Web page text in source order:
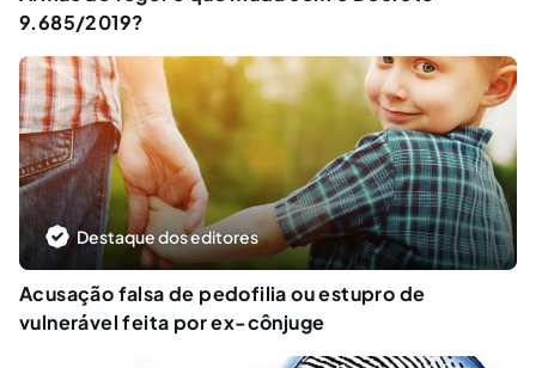
9.685/2019?
Destaque dos editores
Acusação falsa de pedofilia ou estupro de
vulnerável feita por ex-cônjuge